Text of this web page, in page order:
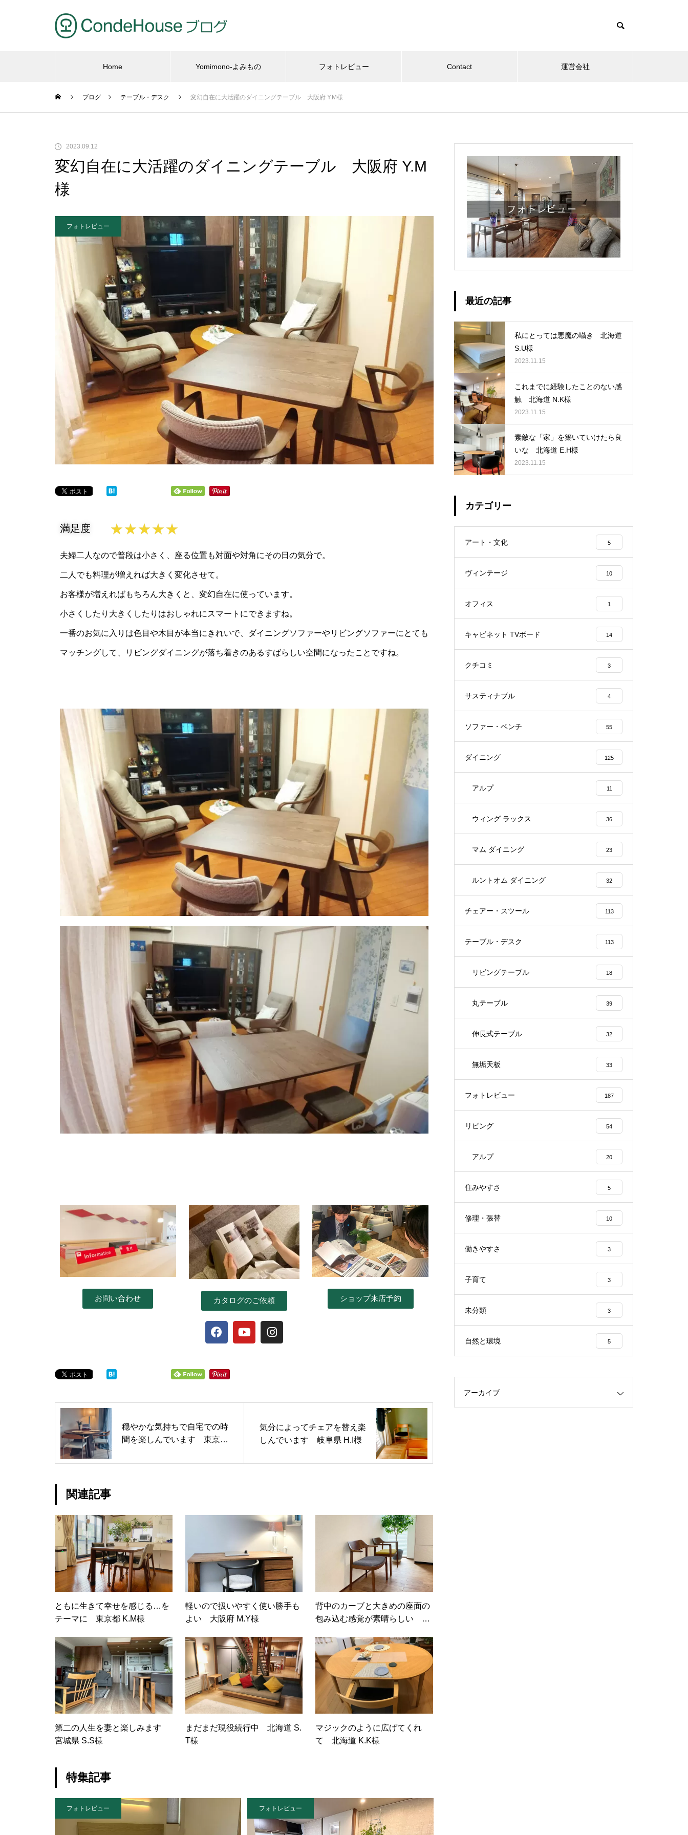
Home Yomimono-よみもの フォトレビュー Contact 運営会社
ランキング
木製家具｜カンディハウスのクチ
コミ。心地よさは家具の写真で伝
ひっかけて浮かせて掃除が楽にな
テレワークにも最適！家の中にラ
ウンドハイテーブルがある空間～
一点もののヴィンテージ家具購入
時に気を付けたいポイント～個性
あるインテリアに。
最近の記事
私にとっては悪魔の囁き 北海道
S.U様
これまでに経験したことのない感
触 北海道 N.K様
また新しい椅子に出会った様でし
た 東京都 D.H様
いつまでも飽きないデザイン 神
奈川県 R.K様
ブログ テーブル・デスク 変幻自在に大活躍のダイニングテーブル 大阪府 Y.M様
2023.09.12
変幻自在に大活躍のダイニングテーブル 大阪府 Y.M
様
フォトレビュー
満足度 ★★★★★
夫婦二人なので普段は小さく、座る位置も対面や対角にその日の気分で。
二人でも料理が増えれば大きく変化させて。
お客様が増えればもちろん大きくと、変幻自在に使っています。
小さくしたり大きくしたりはおしゃれにスマートにできますね。
一番のお気に入りは色目や木目が本当にきれいで、ダイニングソファーやリビングソファーにとても
マッチングして、リビングダイニングが落ち着きのあるすばらしい空間になったことですね。
お問い合わせ カタログのご依頼 ショップ来店予約
穏やかな気持ちで自宅での時
間を楽しんでいます 東京都
気分によってチェアを替え楽
しんでいます 岐阜県 H.I様
関連記事
ともに生きて幸せを感じる…を
テーマに 東京都 K.M様
軽いので扱いやすく使い勝手も
よい 大阪府 M.Y様
背中のカーブと大きめの座面の
包み込む感覚が素晴らしい 大
第二の人生を妻と楽しみます
宮城県 S.S様
まだまだ現役続行中 北海道 S.
T様
マジックのように広げてくれ
て 北海道 K.K様
特集記事
フォトレビュー フォトレビュー
最近の記事
私にとっては悪魔の囁き 北海道
S.U様
2023.11.15
これまでに経験したことのない感
触 北海道 N.K様
2023.11.15
素敵な「家」を築いていけたら良
いな 北海道 E.H様
2023.11.15
カテゴリー
アート・文化 5
ヴィンテージ 10
オフィス 1
キャビネット TVボード 14
クチコミ 3
サスティナブル 4
ソファー・ベンチ 55
ダイニング 125
アルプ 11
ウィング ラックス 36
マム ダイニング 23
ルントオム ダイニング 32
チェアー・スツール 113
テーブル・デスク 113
リビングテーブル 18
丸テーブル 39
伸長式テーブル 32
無垢天板 33
フォトレビュー 187
リビング 54
アルプ 20
住みやすさ 5
修理・張替 10
働きやすさ 3
子育て 3
未分類 3
自然と環境 5
アーカイブ